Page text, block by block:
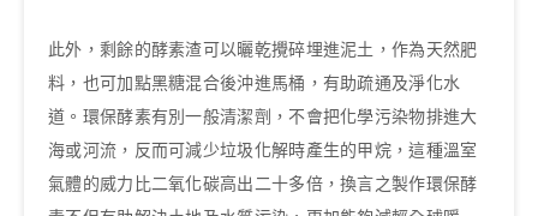
此外，剩餘的酵素渣可以曬乾攪碎埋進泥土，作為天然肥
料，也可加點黑糖混合後沖進馬桶，有助疏通及淨化水
道。環保酵素有別一般清潔劑，不會把化學污染物排進大
海或河流，反而可減少垃圾化解時產生的甲烷，這種溫室
氣體的威力比二氧化碳高出二十多倍，換言之製作環保酵